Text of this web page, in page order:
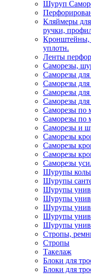
Шуруп
Кляймеры для
ручки,
Кронштейны,
уплотн.
Ленты
Саморезы,
Саморезы для
Саморезы для
Саморезы для
Саморезы
Саморезы по
Саморезы по
Саморезы и
Саморезы
Саморезы
Саморезы
Саморезы
Шурупы
Шурупы
Шурупы
Шурупы
Шурупы
Шурупы
Шурупы
Стропы,
Стропы
Такелаж
Блоки для
Блоки для